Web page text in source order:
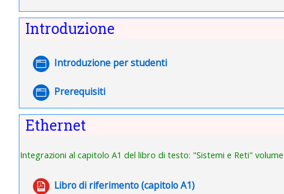
Introduzione
Introduzione per studenti
Pagina
Prerequisiti
Pagina
Ethernet
Integrazioni al capitolo A1 del libro di testo: "Sistemi e Reti"
Libro di riferimento (capitolo A1)
File